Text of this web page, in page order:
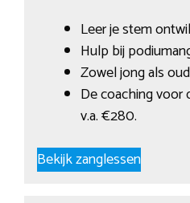
Leer je stem
Hulp bij
Zowel jong als
De coaching voor
v.a. €280.
Bekijk zanglessen